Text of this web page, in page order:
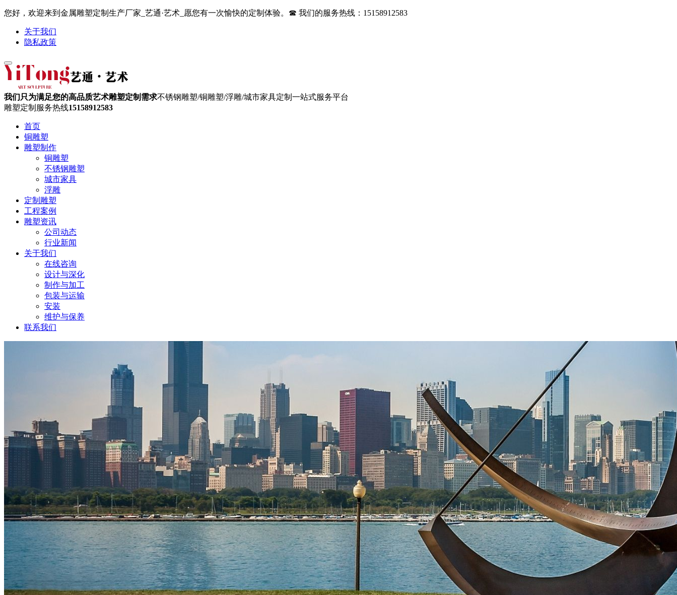
您好，欢迎来到金属雕塑定制生产厂家_艺通·艺术_愿您有一次愉快的定制体验。☎ 我们的服务热线：15158912583
关于我们
隐私政策
我们只为满足您的高品质艺术雕塑定制需求不锈钢雕塑/铜雕塑/浮雕/城市家具定制一站式服务平台
雕塑定制服务热线15158912583
首页
铜雕塑
雕塑制作
铜雕塑
不锈钢雕塑
城市家具
浮雕
定制雕塑
工程案例
雕塑资讯
公司动态
行业新闻
关于我们
在线咨询
设计与深化
制作与加工
包装与运输
安装
维护与保养
联系我们